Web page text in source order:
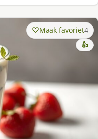
Maak favoriet4
👍